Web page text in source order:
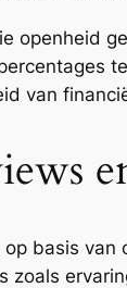
openheid
van
basis
zoals